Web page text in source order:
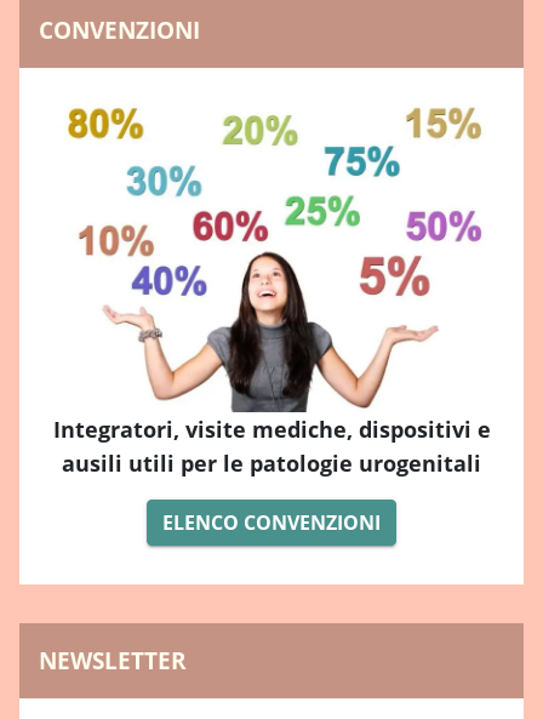
CONVENZIONI
Integratori, visite mediche, dispositivi e
ausili utili per le patologie urogenitali
ELENCO CONVENZIONI
NEWSLETTER